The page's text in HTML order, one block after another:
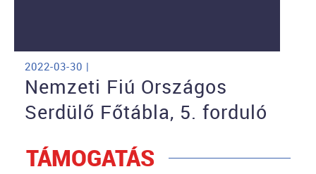
2022-03-30 |
Nemzeti Fiú Országos
Serdülő Főtábla, 5. forduló
TÁMOGATÁS